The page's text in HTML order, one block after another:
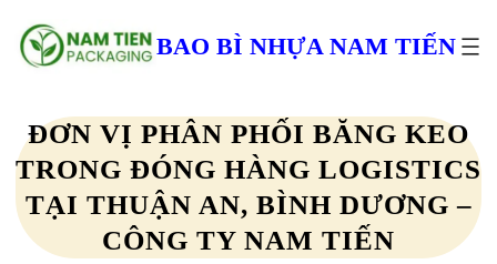
đến
phần
BAO BÌ NHỰA NAM TIẾN
ĐƠN VỊ PHÂN PHỐI BĂNG KEO
TRONG ĐÓNG HÀNG LOGISTICS
TẠI THUẬN AN, BÌNH DƯƠNG –
CÔNG TY NAM TIẾN